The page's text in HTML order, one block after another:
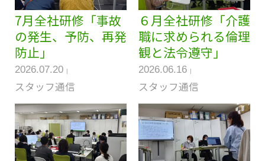
7月全社研修「事故
の発生、予防、再発
防止」
2026.07.20
スタッフ通信
６月全社研修「介護
職に求められる倫理
観と法令遵守」
2026.06.16
スタッフ通信